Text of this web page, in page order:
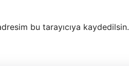
bu tarayıcıya kaydedilsin.